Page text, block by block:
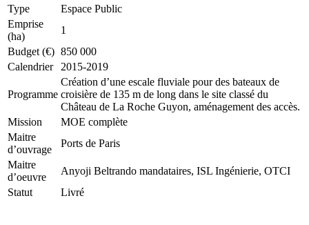
Type
Espace Public
Emprise
(ha)
1
Budget (€) 850 000
Calendrier
2015-2019
Programme
Création d’une escale fluviale pour des bateaux de
croisière de 135 m de long dans le site classé du
Château de La Roche Guyon, aménagement des accès.
Mission
MOE complète
Maitre
d’ouvrage
Ports de Paris
Maitre
d’oeuvre
Anyoji Beltrando mandataires, ISL Ingénierie, OTCI
Statut
Livré